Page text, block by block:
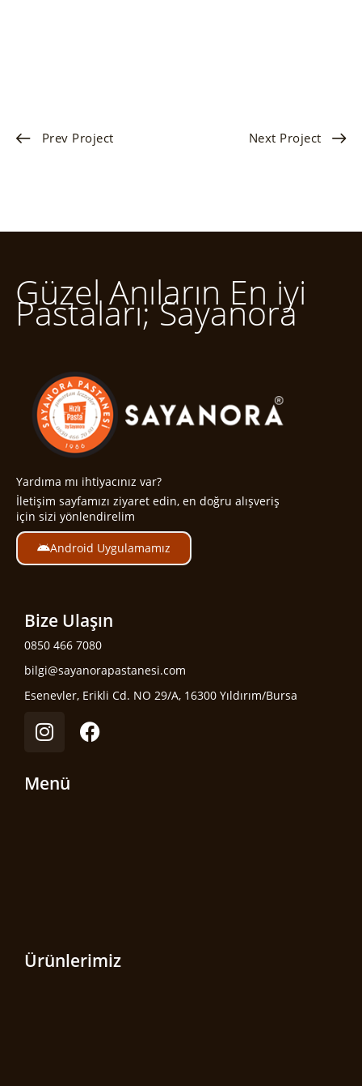
Prev Project Next Project
Güzel Anıların En iyi
Pastaları; Sayanora
Yardıma mı ihtiyacınız var?
İletişim sayfamızı ziyaret edin, en doğru alışveriş
için sizi yönlendirelim
Android Uygulamamız
Bize Ulaşın
0850 466 7080
bilgi@sayanorapastanesi.com
Esenevler, Erikli Cd. NO 29/A, 16300 Yıldırım/Bursa
Menü
Ürünlerimiz